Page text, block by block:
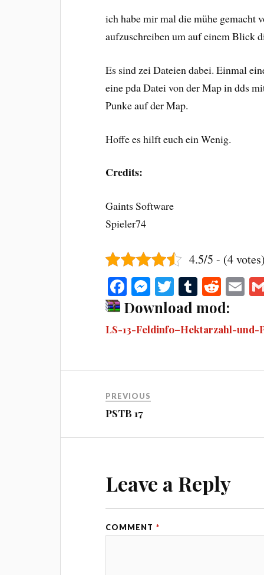
ich habe mir mal die mühe gemacht
aufzuschreiben um auf einem Blick
Es sind zei Dateien dabei. Einmal
eine pda Datei von der Map in dds
Punke auf der Map.
Hoffe es hilft euch ein Wenig.
Credits:
Gaints Software
Spieler74
4.5/5 - (4
Fa
ce
bo
ok
M
es
se
T
wi
tte
T
u
m
R
ed
di
E
ail
Download mod:
LS-13-Feldinfo–Hektarzahl-und-
PREVIOUS
PSTB 17
Leave a Reply
COMMENT *